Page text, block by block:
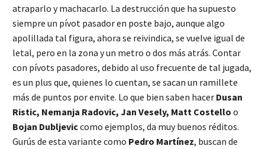
atraparlo y machacarlo. La destrucción que ha supuesto
siempre un pívot pasador en poste bajo, aunque algo
apolillada tal figura, ahora se reivindica, se vuelve igual de
letal, pero en la zona y un metro o dos más atrás. Contar
con pívots pasadores, debido al uso frecuente de tal jugada,
es un plus que, quienes lo cuentan, se sacan un ramillete
más de puntos por envite. Lo que bien saben hacer Dusan
Ristic, Nemanja Radovic, Jan Vesely, Matt Costello o
Bojan Dubljeviccomo ejemplos, da muy buenos réditos.
Gurús de esta variante como Pedro Martínez, buscan de